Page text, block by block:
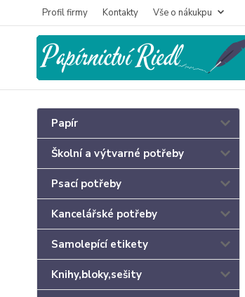
Profil firmy Kontakty Vše o nákukpu
Papír
Školní a výtvarné potřeby
Psací potřeby
Kancelářské potřeby
Samolepící etikety
Knihy,bloky,sešity